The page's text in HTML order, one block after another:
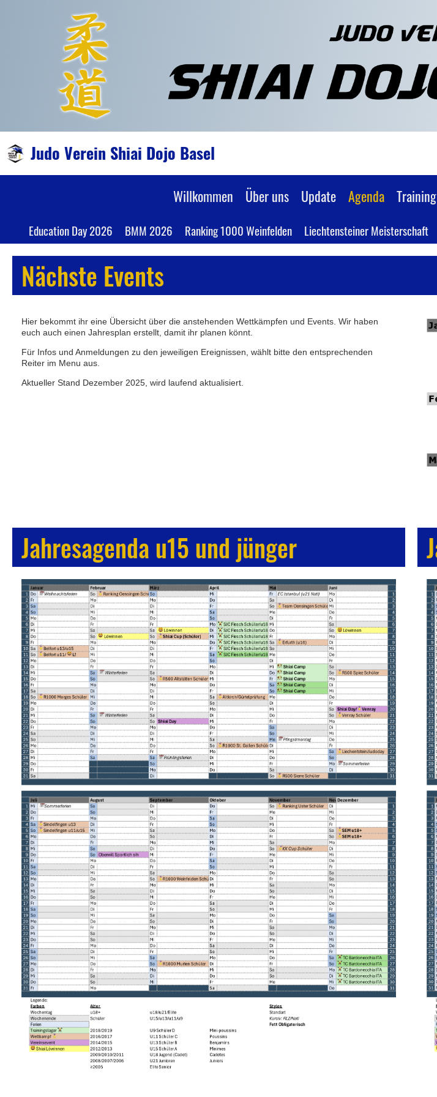
Judo Verein Shiai Dojo Basel
Willkommen Über uns Update Agenda Training
Education Day 2026 BMM 2026 Ranking 1000 Weinfelden Liechtensteiner Meisterschaft
Nächste Events
Hier bekommt ihr eine Übersicht über die anstehenden Wettkämpfen und Events. Wir haben
euch auch einen Jahresplan erstellt, damit ihr planen könnt.
Für Infos und Anmeldungen zu den jeweiligen Ereignissen, wählt bitte den entsprechenden
Reiter im Menu aus.
Aktueller Stand Dezember 2025, wird laufend aktualisiert.
Jahresagenda u15 und jünger